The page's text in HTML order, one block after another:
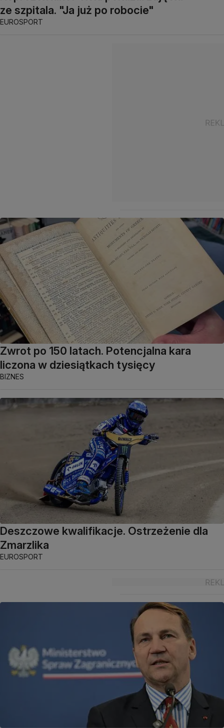
ze szpitala. "Ja już po robocie"
EUROSPORT
Zwrot po 150 latach. Potencjalna kara
liczona w dziesiątkach tysięcy
BIZNES
Deszczowe kwalifikacje. Ostrzeżenie dla
Zmarzlika
EUROSPORT